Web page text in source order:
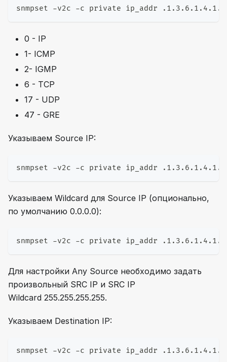
snmpset -v2c -c private ip_addr
0 - IP
1- ICMP
2- IGMP
6 - TCP
17 - UDP
47 - GRE
Указываем Source IP:
snmpset -v2c -c private ip_addr
Указываем Wildcard для Source IP (опционально,
по умолчанию 0.0.0.0):
snmpset -v2c -c private ip_addr
Для настройки Any Source необходимо задать
произвольный SRC IP и SRC IP
Wildcard 255.255.255.255.
Указываем Destination IP:
snmpset -v2c -c private ip_addr